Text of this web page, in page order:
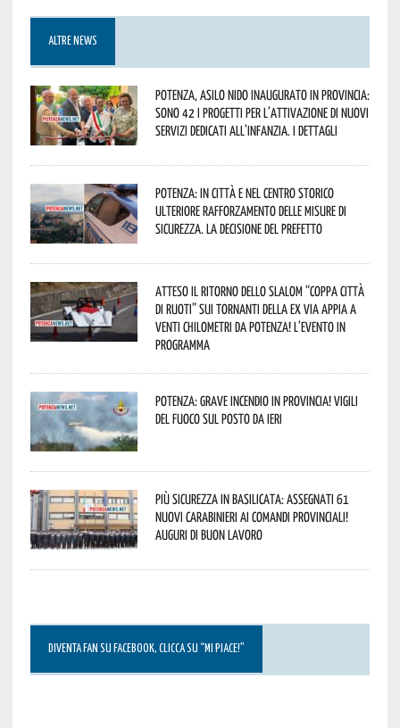
ALTRE NEWS
Potenza, asilo nido inaugurato in provincia:
sono 42 i progetti per l’attivazione di nuovi
servizi dedicati all’infanzia. I dettagli
Potenza: in città e nel centro storico
ulteriore rafforzamento delle misure di
sicurezza. La decisione del Prefetto
Atteso il ritorno dello slalom “Coppa Città
di Ruoti” sui tornanti della ex via Appia a
venti chilometri da Potenza! L’evento in
programma
Potenza: grave incendio in Provincia! Vigili
del fuoco sul posto da ieri
Più sicurezza in Basilicata: assegnati 61
nuovi Carabinieri ai Comandi provinciali!
Auguri di buon lavoro
DIVENTA FAN SU FACEBOOK, CLICCA SU “MI PIACE!”